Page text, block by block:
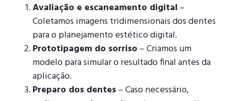
Avaliação e escaneamento digital –
Coletamos imagens tridimensionais dos dentes
para o planejamento estético digital.
Prototipagem do sorriso – Criamos um
modelo para simular o resultado final antes da
aplicação.
Preparo dos dentes– Caso necessário,